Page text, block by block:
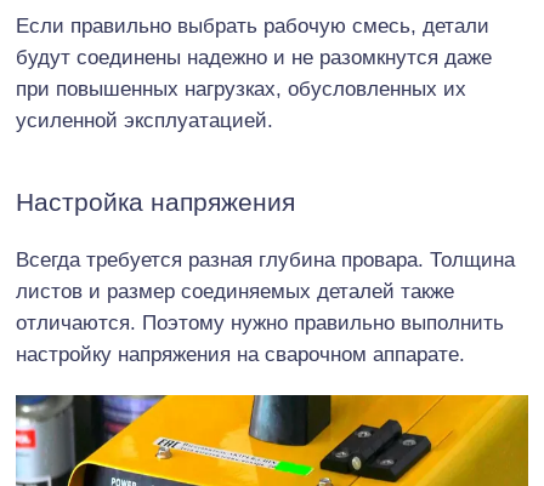
Если правильно выбрать рабочую смесь, детали
будут соединены надежно и не разомкнутся даже
при повышенных нагрузках, обусловленных их
усиленной эксплуатацией.
Настройка напряжения
Всегда требуется разная глубина провара. Толщина
листов и размер соединяемых деталей также
отличаются. Поэтому нужно правильно выполнить
настройку напряжения на сварочном аппарате.